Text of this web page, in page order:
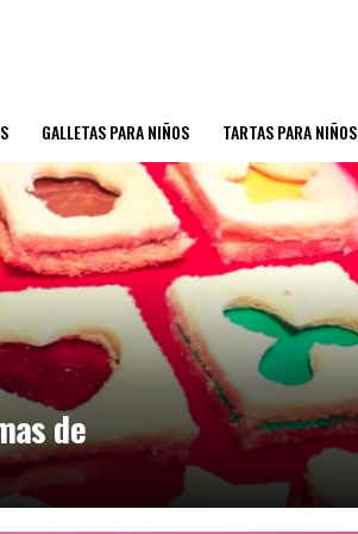
GALLETAS PARA NIÑOS TARTAS PARA NIÑOS
de